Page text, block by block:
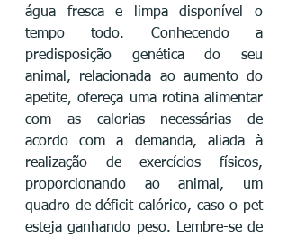
água fresca e limpa disponível o
tempo todo. Conhecendo a
predisposição genética do seu
animal, relacionada ao aumento do
apetite, ofereça uma rotina alimentar
com as calorias necessárias de
acordo com a demanda, aliada à
realização de exercícios físicos,
proporcionando ao animal, um
quadro de déficit calórico, caso o pet
esteja ganhando peso. Lembre-se de